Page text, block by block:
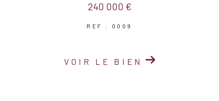
240 000 €
REF : 0009
VOIR LE BIEN